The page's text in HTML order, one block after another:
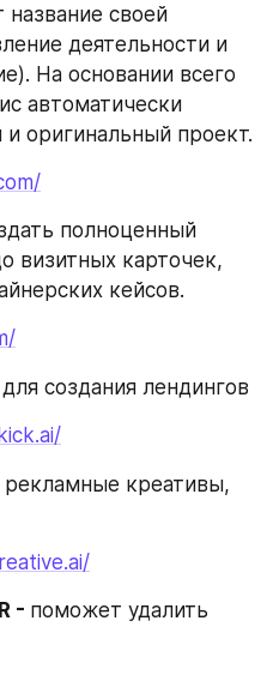
своей
деятельности и
На основании всего
автоматически
оригинальный проект.
полноценный
визитных карточек,
кейсов.
создания лендингов
рекламные креативы,
- поможет удалить